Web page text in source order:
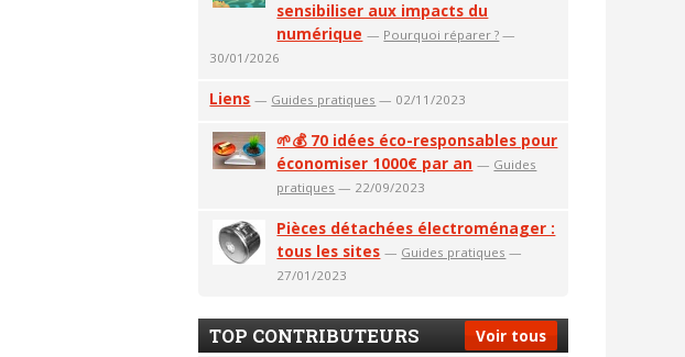
sensibiliser aux impacts du
numérique — Pourquoi réparer ? —
30/01/2026
Liens — Guides pratiques — 02/11/2023
🌱💰 70 idées éco-responsables pour
économiser 1000€ par an — Guides
pratiques — 22/09/2023
Pièces détachées électroménager :
tous les sites — Guides pratiques —
27/01/2023
Voir tous
TOP CONTRIBUTEURS